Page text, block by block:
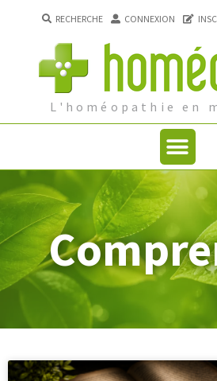
L'homéopathie en
RECHERCHE CONNEXION